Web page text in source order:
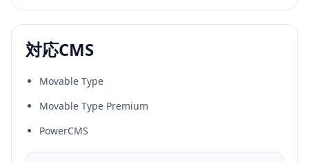
対応CMS
Movable Type
Movable Type Premium
PowerCMS